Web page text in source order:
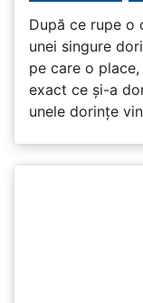
După ce rupe o
unei singure
pe care o
exact ce și-a
unele dorințe